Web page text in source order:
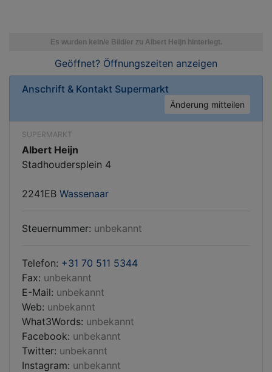
Geöffnet? Öffnungszeiten anzeigen
Anschrift & Kontakt Supermarkt
Änderung mitteilen
SUPERMARKT
Albert Heijn
Stadhoudersplein 4
2241EB Wassenaar
Steuernummer: unbekannt
Telefon: +31 70 511 5344
Fax: unbekannt
E-Mail: unbekannt
Web: unbekannt
What3Words: unbekannt
Facebook: unbekannt
Twitter: unbekannt
Instagram: unbekannt